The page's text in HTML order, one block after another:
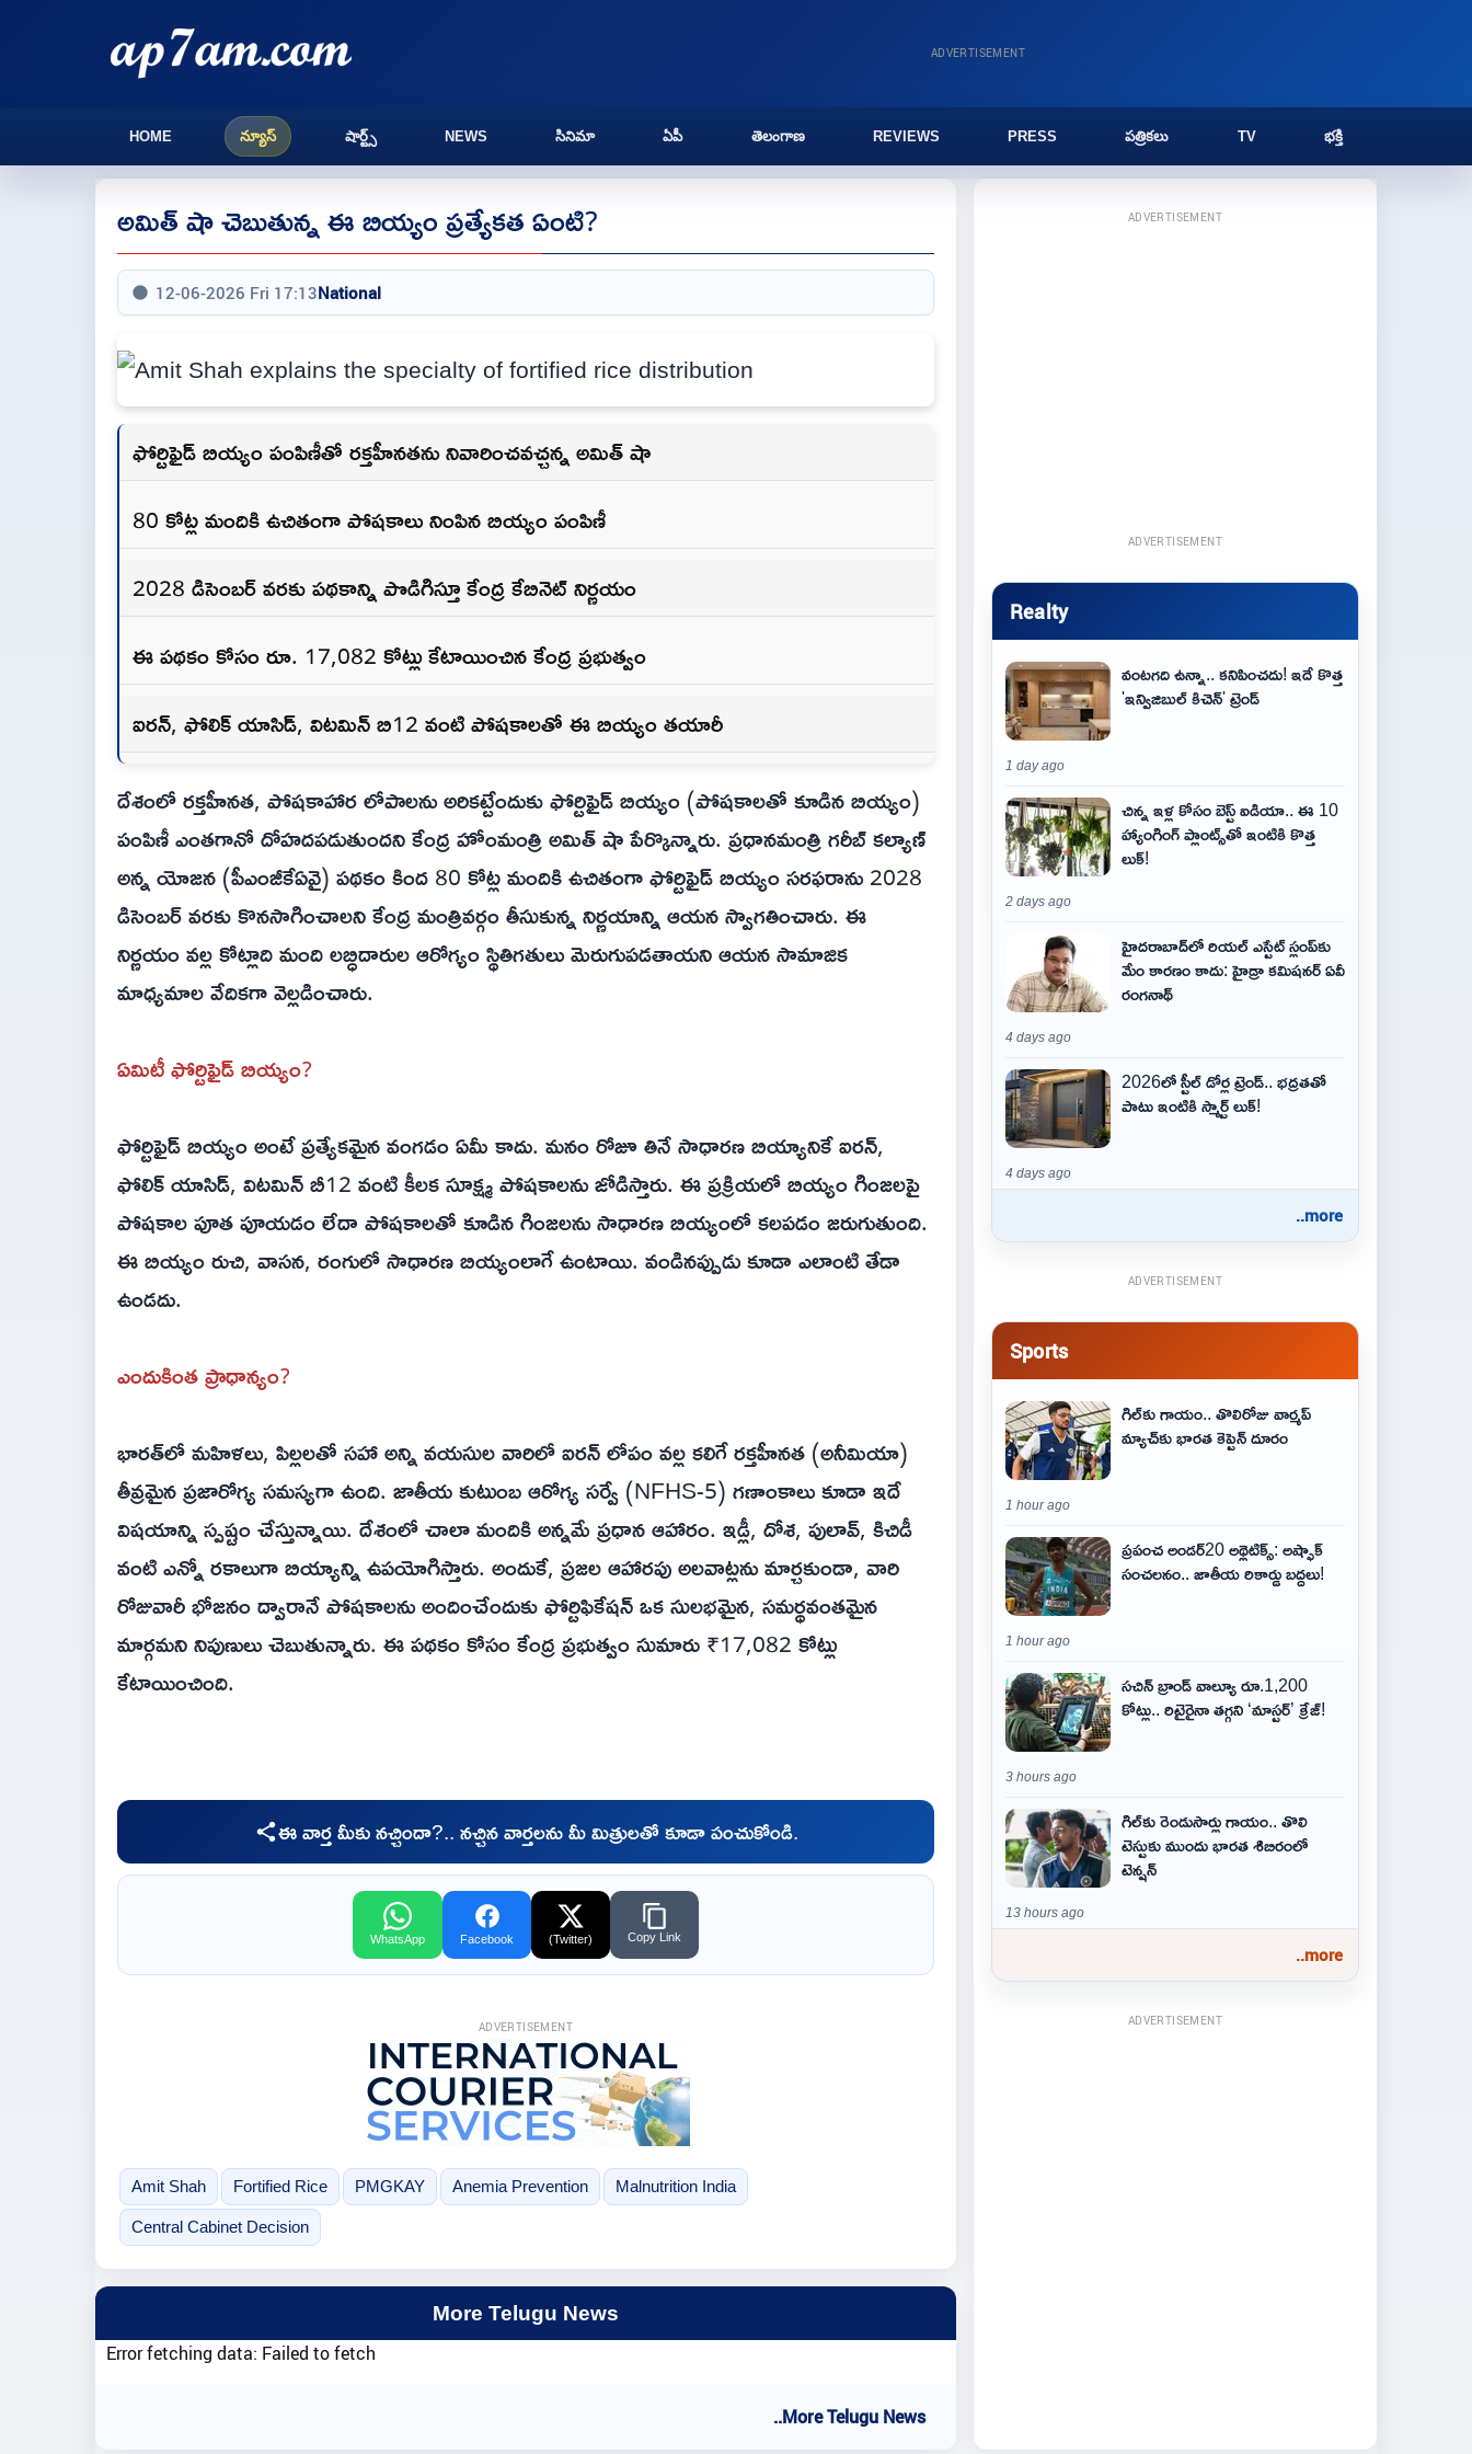
ADVERTISEMENT
HOME న్యూస్ షార్ట్స్ NEWS సినిమా ఏపీ తెలంగాణ REVIEWS PRESS పత్రికలు TV భక్తి
అమిత్ షా చెబుతున్న ఈ బియ్యం ప్రత్యేకత ఏంటి?
12-06-2026 Fri 17:13National
ఫోర్టిఫైడ్ బియ్యం పంపిణీతో రక్తహీనతను నివారించవచ్చన్న అమిత్ షా
80 కోట్ల మందికి ఉచితంగా పోషకాలు నింపిన బియ్యం పంపిణీ
2028 డిసెంబర్ వరకు పథకాన్ని పొడిగిస్తూ కేంద్ర కేబినెట్ నిర్ణయం
ఈ పథకం కోసం రూ. 17,082 కోట్లు కేటాయించిన కేంద్ర ప్రభుత్వం
ఐరన్, ఫోలిక్ యాసిడ్, విటమిన్ బి12 వంటి పోషకాలతో ఈ బియ్యం తయారీ
దేశంలో రక్తహీనత, పోషకాహార లోపాలను అరికట్టేందుకు ఫోర్టిఫైడ్ బియ్యం (పోషకాలతో కూడిన బియ్యం)
పంపిణీ ఎంతగానో దోహదపడుతుందని కేంద్ర హోంమంత్రి అమిత్ షా పేర్కొన్నారు. ప్రధానమంత్రి గరీబ్ కల్యాణ్
అన్న యోజన (పీఎంజీకేఏవై) పథకం కింద 80 కోట్ల మందికి ఉచితంగా ఫోర్టిఫైడ్ బియ్యం సరఫరాను 2028
డిసెంబర్ వరకు కొనసాగించాలని కేంద్ర మంత్రివర్గం తీసుకున్న నిర్ణయాన్ని ఆయన స్వాగతించారు. ఈ
నిర్ణయం వల్ల కోట్లాది మంది లబ్ధిదారుల ఆరోగ్యం స్థితిగతులు మెరుగుపడతాయని ఆయన సామాజిక
మాధ్యమాల వేదికగా వెల్లడించారు.
ఏమిటీ ఫోర్టిఫైడ్ బియ్యం?
ఫోర్టిఫైడ్ బియ్యం అంటే ప్రత్యేకమైన వంగడం ఏమీ కాదు. మనం రోజూ తినే సాధారణ బియ్యానికే ఐరన్,
ఫోలిక్ యాసిడ్, విటమిన్ బీ12 వంటి కీలక సూక్ష్మ పోషకాలను జోడిస్తారు. ఈ ప్రక్రియలో బియ్యం గింజలపై
పోషకాల పూత పూయడం లేదా పోషకాలతో కూడిన గింజలను సాధారణ బియ్యంలో కలపడం జరుగుతుంది.
ఈ బియ్యం రుచి, వాసన, రంగులో సాధారణ బియ్యంలాగే ఉంటాయి. వండినప్పుడు కూడా ఎలాంటి తేడా
ఉండదు.
ఎందుకింత ప్రాధాన్యం?
భారత్‌లో మహిళలు, పిల్లలతో సహా అన్ని వయసుల వారిలో ఐరన్ లోపం వల్ల కలిగే రక్తహీనత (అనీమియా)
తీవ్రమైన ప్రజారోగ్య సమస్యగా ఉంది. జాతీయ కుటుంబ ఆరోగ్య సర్వే (NFHS-5) గణాంకాలు కూడా ఇదే
విషయాన్ని స్పష్టం చేస్తున్నాయి. దేశంలో చాలా మందికి అన్నమే ప్రధాన ఆహారం. ఇడ్లీ, దోశ, పులావ్, కిచిడీ
వంటి ఎన్నో రకాలుగా బియ్యాన్ని ఉపయోగిస్తారు. అందుకే, ప్రజల ఆహారపు అలవాట్లను మార్చకుండా, వారి
రోజువారీ భోజనం ద్వారానే పోషకాలను అందించేందుకు ఫోర్టిఫికేషన్ ఒక సులభమైన, సమర్థవంతమైన
మార్గమని నిపుణులు చెబుతున్నారు. ఈ పథకం కోసం కేంద్ర ప్రభుత్వం సుమారు ₹17,082 కోట్లు
కేటాయించింది.
ఈ వార్త మీకు నచ్చిందా?.. నచ్చిన వార్తలను మీ మిత్రులతో కూడా పంచుకోండి.
WhatsApp Facebook (Twitter) Copy Link
ADVERTISEMENT
Amit Shah Fortified Rice PMGKAY Anemia Prevention Malnutrition India
Central Cabinet Decision
More Telugu News
Error fetching data: Failed to fetch
..More Telugu News
ADVERTISEMENT
ADVERTISEMENT
Realty
వంటగది ఉన్నా.. కనిపించదు! ఇదే కొత్త
'ఇన్విజిబుల్ కిచెన్' ట్రెండ్
1 day ago
చిన్న ఇళ్ల కోసం బెస్ట్ ఐడియా.. ఈ 10
హ్యాంగింగ్ ప్లాంట్స్‌తో ఇంటికి కొత్త
లుక్!
2 days ago
హైదరాబాద్‌లో రియల్ ఎస్టేట్ స్లంప్‌కు
మేం కారణం కాదు: హైడ్రా కమిషనర్ ఏవీ
రంగనాథ్
4 days ago
2026లో స్టీల్ డోర్ల ట్రెండ్.. భద్రతతో
పాటు ఇంటికి స్మార్ట్ లుక్!
4 days ago
..more
ADVERTISEMENT
Sports
గిల్‌కు గాయం.. తొలిరోజు వార్మప్‌
మ్యాచ్‌కు భారత కెప్టెన్‌ దూరం
1 hour ago
ప్రపంచ అండర్20 అథ్లెటిక్స్: అష్ఫాక్
సంచలనం.. జాతీయ రికార్డు బద్దలు!
1 hour ago
సచిన్ బ్రాండ్ వాల్యూ రూ.1,200
కోట్లు.. రిటైరైనా తగ్గని ‘మాస్టర్’ క్రేజ్!
3 hours ago
గిల్‌కు రెండుసార్లు గాయం.. తొలి
టెస్టుకు ముందు భారత శిబిరంలో
టెన్షన్
13 hours ago
..more
ADVERTISEMENT